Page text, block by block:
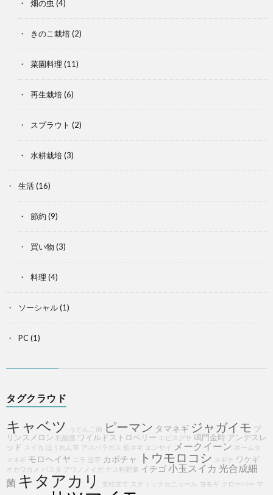
畑の虫 (4)
きのこ栽培(2)
菜園料理 (11)
再生栽培(6)
スプラウト (2)
水耕栽培(3)
生活(16)
節約 (9)
買い物 (3)
料理 (4)
ソーシャル(1)
PC(1)
タグクラウド
キャベツ うどんこ病 ピーマン タマネギ ジャガイモ プ
リンスメロン 乳酸菌 ワイルドストロベリー エビスグサ 鳴門金時 アンデスレ
ッド スイカ ほうれん草 アスパラガス 長ネギ エンサイ メークイーン ホームタ
マネギ
モロヘイヤ ニラ 里芋 カボチャ トウモロコシ スギナ ワケギ
オカワカメ パスタ アワノメイガ ナス科野菜 イチゴ小玉スイカ 光合成細
菌 キタアカリ 支柱立て スティックセニョール ヨモギ クローバー マ